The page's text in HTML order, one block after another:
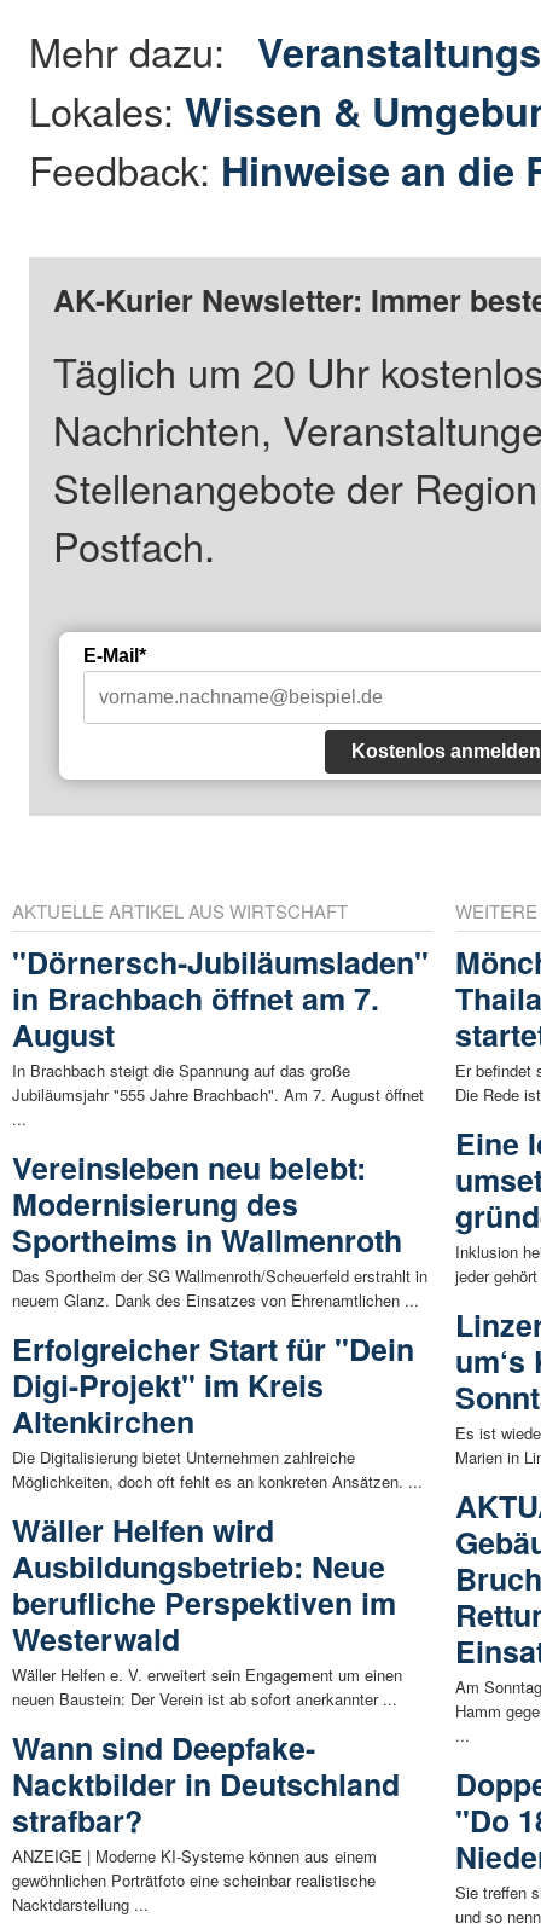
Mehr dazu:
Lokales:Wissen &
Feedback: Hinweise an die
AK-Kurier Newsletter: Immer
Täglich um 20 Uhr
Nachrichten,
Stellenangebote der
Postfach.
E-Mail*
Kostenlos anmelden
AKTUELLE ARTIKEL AUS WIRTSCHAFT
"Dörnersch-Jubiläumsladen"
in Brachbach öffnet am 7.
August
In Brachbach steigt die Spannung auf das große
Jubiläumsjahr "555 Jahre Brachbach". Am 7. August öffnet
...
Vereinsleben neu belebt:
Modernisierung des
Sportheims in Wallmenroth
Das Sportheim der SG Wallmenroth/Scheuerfeld erstrahlt in
neuem Glanz. Dank des Einsatzes von Ehrenamtlichen ...
Erfolgreicher Start für "Dein
Digi-Projekt" im Kreis
Altenkirchen
Die Digitalisierung bietet Unternehmen zahlreiche
Möglichkeiten, doch oft fehlt es an konkreten Ansätzen. ...
Wäller Helfen wird
Ausbildungsbetrieb: Neue
berufliche Perspektiven im
Westerwald
Wäller Helfen e. V. erweitert sein Engagement um einen
neuen Baustein: Der Verein ist ab sofort anerkannter ...
Wann sind Deepfake-
Nacktbilder in Deutschland
strafbar?
ANZEIGE | Moderne KI-Systeme können aus einem
gewöhnlichen Porträtfoto eine scheinbar realistische
Nacktdarstellung ...
Er befindet
Die Rede
Eine
Inklusion
jeder
Es ist
Marien in
Am
Hamm
...
"Do
Sie treffen
und so